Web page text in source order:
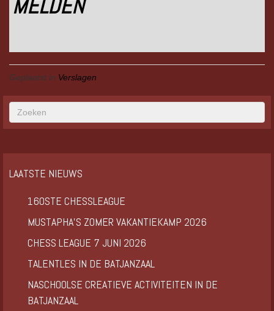
MELDEN
Geplaatst in Verslagen
LAATSTE NIEUWS
160STE CHESSLEAGUE
MUSTAPHA’S ZOMER VAKANTIEKAMP 2026
CHESS LEAGUE 7 JUNI 2026
TALENTLES IN DE BATJANZAAL
NASCHOOLSE CREATIEVE ACTIVITEITEN IN DE
BATJANZAAL